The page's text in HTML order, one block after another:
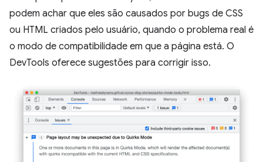
podem achar que eles são causados por bugs de CSS
ou HTML criados pelo usuário, quando o problema real é
o modo de compatibilidade em que a página está. O
DevTools oferece sugestões para corrigir isso.